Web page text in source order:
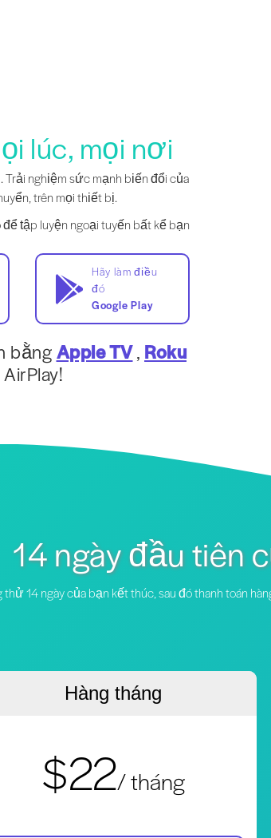
lúc, mọi nơi
Trải nghiệm sức mạnh biến đổi của
trên mọi thiết bị.
để tập luyện ngoại tuyến bất kể bạn
Hãy làm điều
đó
Google Play
bằngApple TV, Roku
14 ngày đầu tiên
14 ngày của bạn kết thúc, sau đó thanh toán
Hàng tháng
$22/ tháng